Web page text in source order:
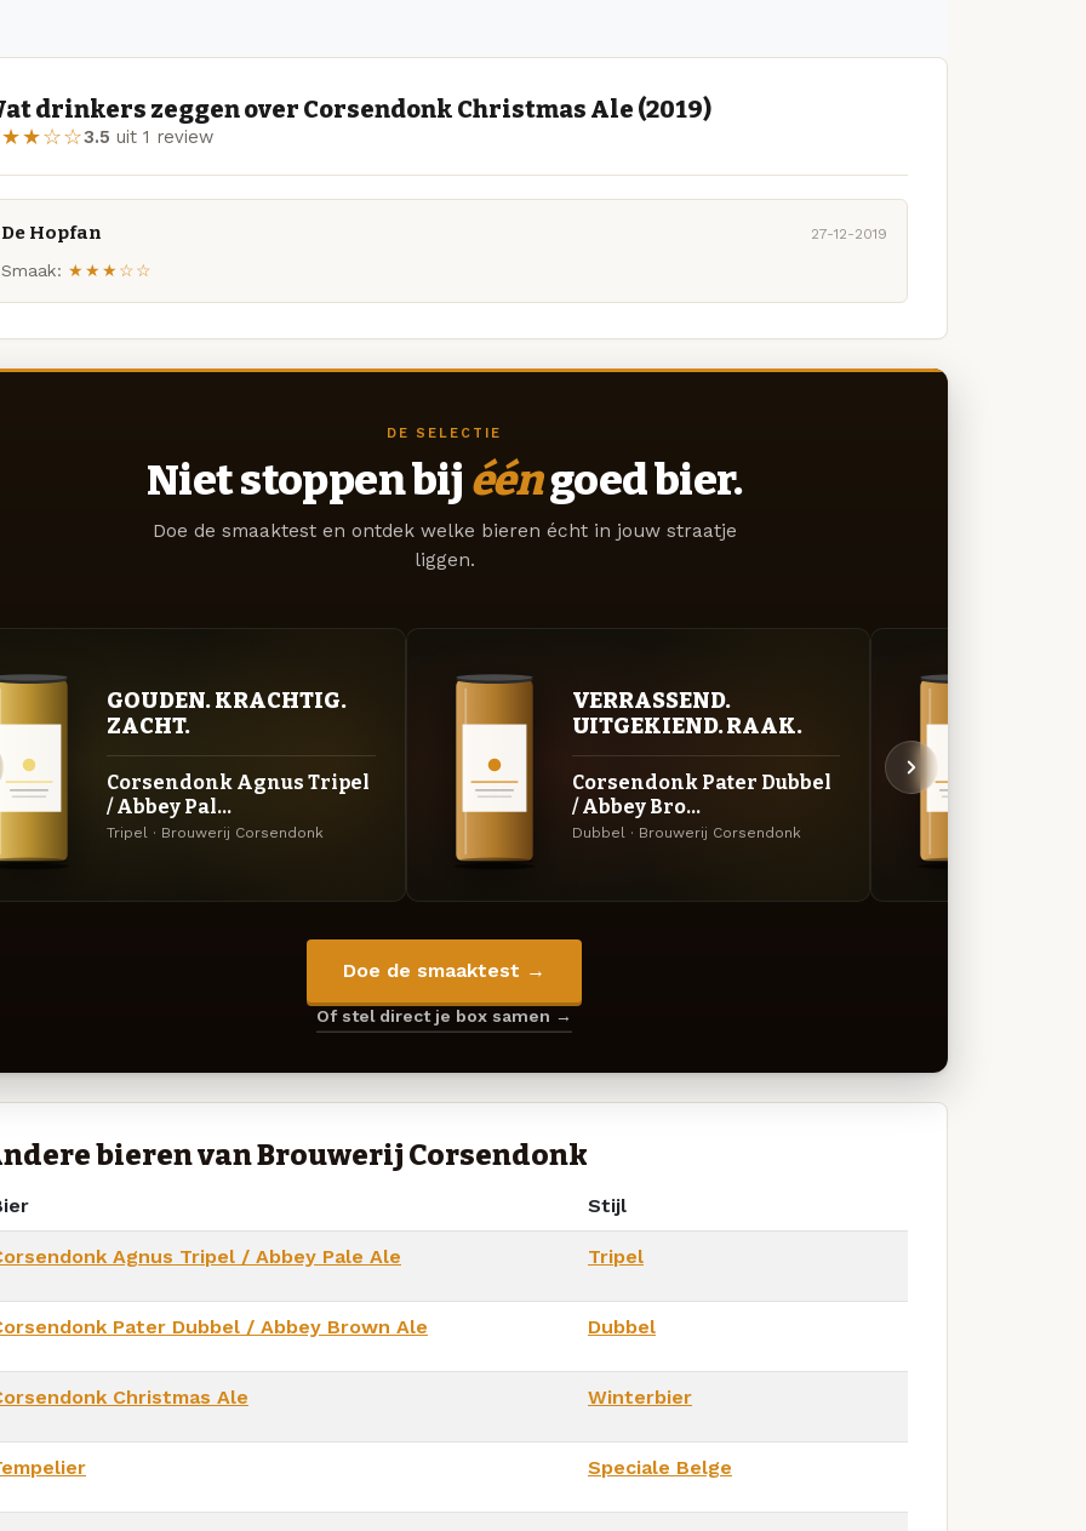
drinkers zeggen over Corsendonk Christmas Ale (2019)
3.5 uit 1 review
De Hopfan 27-12-2019
Smaak: ★★★☆☆
DE SELECTIE
Niet stoppen bij ééngoed bier.
Doe de smaaktest en ontdek welke bieren écht in jouw straatje
liggen.
GOUDEN. KRACHTIG.
ZACHT.
Corsendonk Agnus Tripel
/ Abbey Pal...
Tripel · Brouwerij Corsendonk
VERRASSEND.
UITGEKIEND. RAAK.
Corsendonk Pater Dubbel
/ Abbey Bro...
Dubbel · Brouwerij Corsendonk
Doe de smaaktest →
Of stel direct je box samen →
bieren van Brouwerij Corsendonk
Stijl
Agnus Tripel / Abbey Pale Ale Tripel
Pater Dubbel / Abbey Brown Ale Dubbel
Christmas Ale Winterbier
Speciale Belge